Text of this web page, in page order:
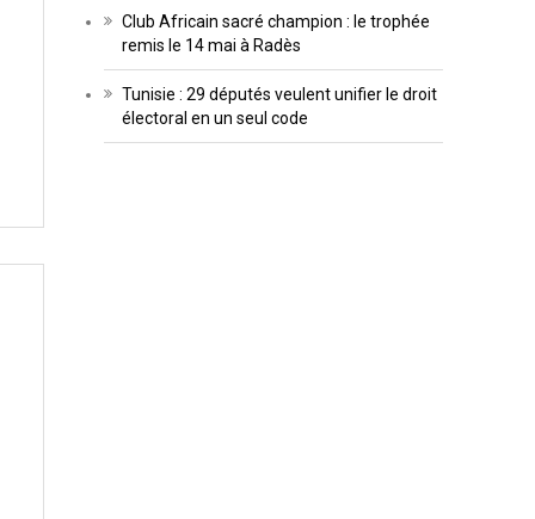
Club Africain sacré champion : le trophée
remis le 14 mai à Radès
Tunisie : 29 députés veulent unifier le droit
électoral en un seul code